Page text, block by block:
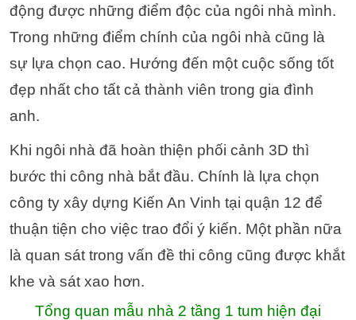
động được những điểm độc của ngôi nhà mình.
Trong những điểm chính của ngôi nhà cũng là
sự lựa chọn cao. Hướng đến một cuộc sống tốt
đẹp nhất cho tất cả thành viên trong gia đình
anh.
Khi ngôi nhà đã hoàn thiện phối cảnh 3D thì
bước thi công nhà bắt đầu. Chính là lựa chọn
công ty xây dựng Kiến An Vinh tại quận 12 để
thuận tiện cho việc trao đổi ý kiến. Một phần nữa
là quan sát trong vấn đề thi công cũng được khắt
khe và sát xao hơn.
Tổng quan mẫu nhà 2 tầng 1 tum hiện đại